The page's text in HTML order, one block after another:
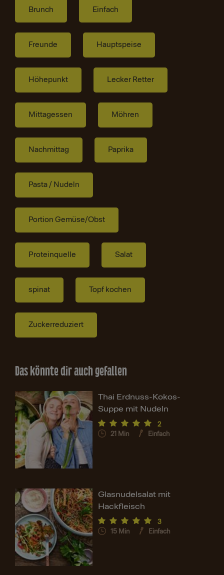
Brunch Einfach
Freunde Hauptspeise
Höhepunkt Lecker Retter
Mittagessen Möhren
Nachmittag Paprika
Pasta / Nudeln
Portion Gemüse/Obst
Proteinquelle Salat
spinat Topf kochen
Zuckerreduziert
Das könnte dir auch gefallen
Thai Erdnuss-Kokos-
Suppe mit Nudeln
2
21 Min Einfach
Glasnudelsalat mit
Hackfleisch
3
15 Min Einfach